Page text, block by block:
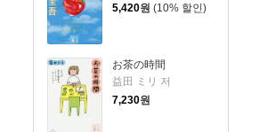
5,420원 (10% 할인)
お茶の時間
益田 ミリ 저
7,230원